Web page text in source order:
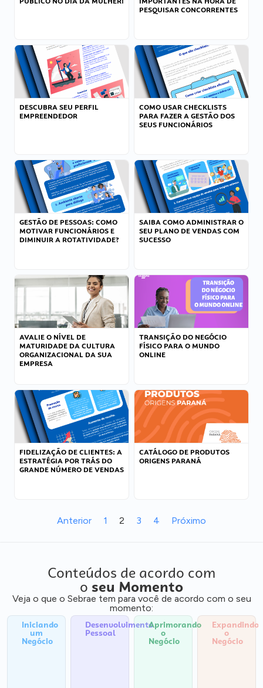
PESQUISAR CONCORRENTES
DESCUBRA SEU PERFIL
EMPREENDEDOR
COMO USAR CHECKLISTS
PARA FAZER A GESTÃO DOS
SEUS FUNCIONÁRIOS
GESTÃO DE PESSOAS: COMO
MOTIVAR FUNCIONÁRIOS E
DIMINUIR A ROTATIVIDADE?
SAIBA COMO ADMINISTRAR O
SEU PLANO DE VENDAS COM
SUCESSO
AVALIE O NÍVEL DE
MATURIDADE DA CULTURA
ORGANIZACIONAL DA SUA
EMPRESA
TRANSIÇÃO DO NEGÓCIO
FÍSICO PARA O MUNDO
ONLINE
FIDELIZAÇÃO DE CLIENTES: A
ESTRATÉGIA POR TRÁS DO
GRANDE NÚMERO DE VENDAS
CATÁLOGO DE PRODUTOS
ORIGENS PARANÁ
Anterior 1 2 3 4 Próximo
Conteúdos de acordo com
o seu Momento
Veja o que o Sebrae tem para você de acordo com o seu
momento:
Iniciando
um
Negócio
Desenvolvimento
Pessoal
Aprimorando
o
Negócio
Expandindo
o
Negócio